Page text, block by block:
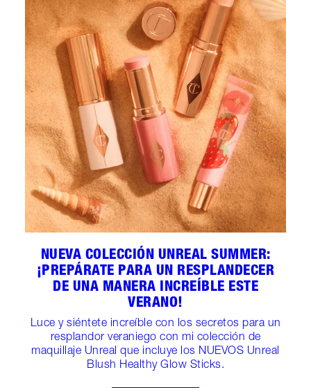
NUEVA COLECCIÓN UNREAL SUMMER:
¡PREPÁRATE PARA UN RESPLANDECER
DE UNA MANERA INCREÍBLE ESTE
VERANO!
Luce y siéntete increíble con los secretos para un
resplandor veraniego con mi colección de
maquillaje Unreal que incluye los NUEVOS Unreal
Blush Healthy Glow Sticks.